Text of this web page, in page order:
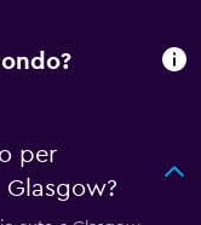
per